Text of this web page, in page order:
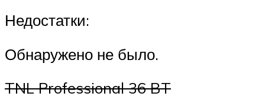
Недостатки:
Обнаружено не было.
TNL Professional 36 BT